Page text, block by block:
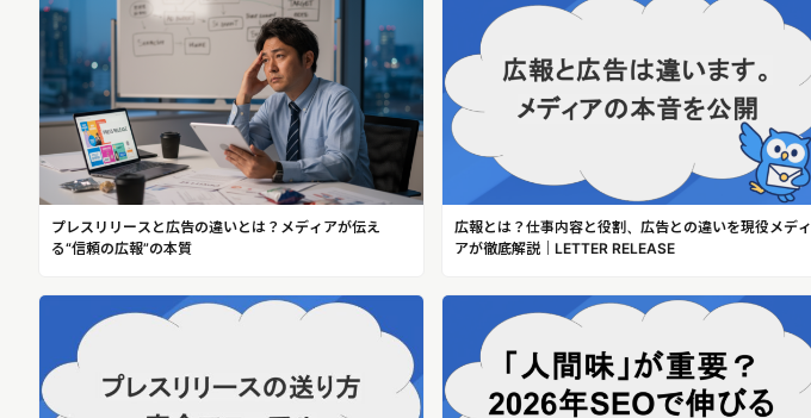
プレスリリースと広告の違いとは？メディアが伝え
る“信頼の広報”の本質
広報とは？仕事内容と役割、広告との違いを現役メディ
アが徹底解説｜LETTER RELEASE